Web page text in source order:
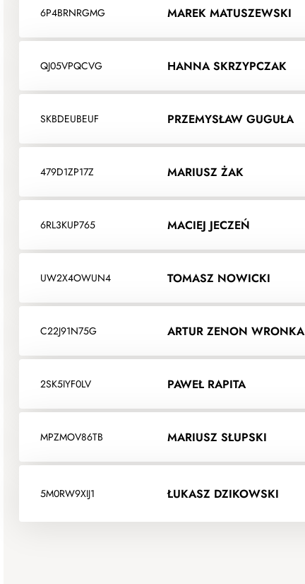
6P4BRNRGMG MAREK MATUSZEWSKI
QJ05VPQCVG HANNA SKRZYPCZAK
SKBDEUBEUF PRZEMYSŁAW GUGUŁA
479D1ZP17Z MARIUSZ ŻAK
6RL3KUP765 MACIEJ JECZEŃ
UW2X4OWUN4 TOMASZ NOWICKI
C22J91N75G ARTUR ZENON WRONKA
2SK5IYF0LV PAWEŁ RAPITA
MPZMOV86TB MARIUSZ SŁUPSKI
5M0RW9XIJ1 ŁUKASZ DZIKOWSKI